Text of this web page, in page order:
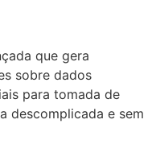
que gera
sobre dados
para tomada de
descomplicada e sem